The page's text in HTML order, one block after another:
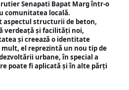
Senapati Bapat Marg într-o
comunitatea locală.
aspectul structurii de beton,
verdeaţă şi facilităţi noi,
şi creează o identitate
el reprezintă un nou tip de
urbane, în special a
poate fi aplicată şi în alte părţi